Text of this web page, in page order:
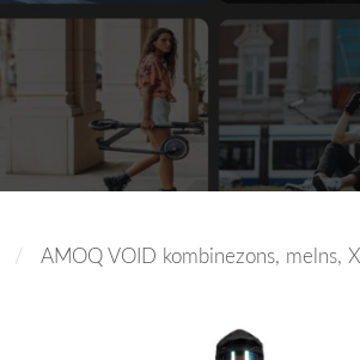
AMOQ VOID kombinezons, melns,